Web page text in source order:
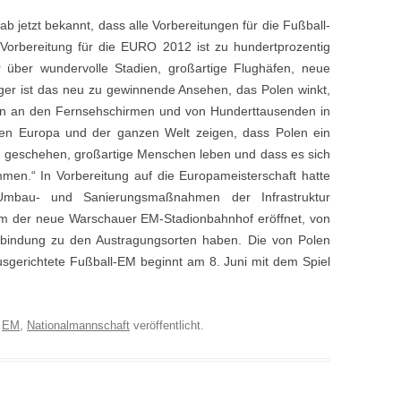
jetzt bekannt, dass alle Vorbereitungen für die Fußball-
für die EURO 2012 ist zu hundertprozentig
wundervolle Stadien, großartige Flughäfen, neue
ist das neu zu gewinnende Ansehen, das Polen winkt,
an den Fernsehschirmen und von Hunderttausenden in
Europa und der ganzen Welt zeigen, dass Polen ein
großartige Menschen leben und dass es sich
In Vorbereitung auf die Europameisterschaft hatte
und Sanierungsmaßnahmen der Infrastruktur
der neue Warschauer EM-Stadionbahnhof eröffnet, von
zu den Austragungsorten haben. Die von Polen
Fußball-EM beginnt am 8. Juni mit dem Spiel
EM , Nationalmannschaft veröffentlicht.